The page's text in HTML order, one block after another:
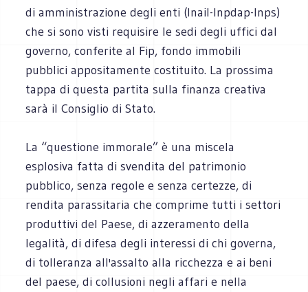
di amministrazione degli enti (Inail-Inpdap-Inps)
che si sono visti requisire le sedi degli uffici dal
governo, conferite al Fip, fondo immobili
pubblici appositamente costituito. La prossima
tappa di questa partita sulla finanza creativa
sarà il Consiglio di Stato.
La “questione immorale” è una miscela
esplosiva fatta di svendita del patrimonio
pubblico, senza regole e senza certezze, di
rendita parassitaria che comprime tutti i settori
produttivi del Paese, di azzeramento della
legalità, di difesa degli interessi di chi governa,
di tolleranza all'assalto alla ricchezza e ai beni
del paese, di collusioni negli affari e nella